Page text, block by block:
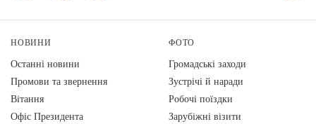
НОВИНИ
Останні новини
Промови та звернення
Вiтання
Офіс Президента
ФОТО
Громадські заходи
Зустрічі й наради
Робочі поїздки
Зарубіжні візити